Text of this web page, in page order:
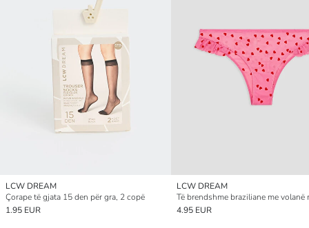
LCW DREAM
Çorape të gjata 15 den për gra, 2 copë
1.95 EUR
LCW DREAM
4.95 EUR